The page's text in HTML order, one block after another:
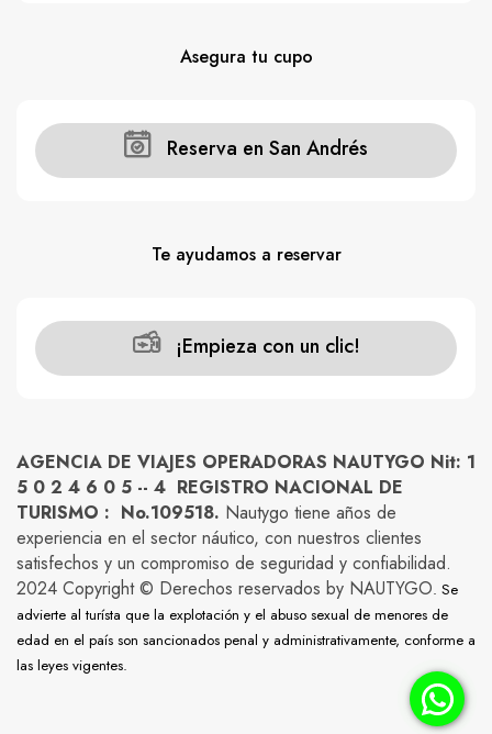
Asegura tu cupo
Reserva en San Andrés
Te ayudamos a reservar
¡Empieza con un clic!
AGENCIA DE VIAJES OPERADORAS NAUTYGO Nit: 1
5 0 2 4 6 0 5 -- 4 REGISTRO NACIONAL DE
TURISMO : No.109518. Nautygo tiene años de
experiencia en el sector náutico, con nuestros clientes
satisfechos y un compromiso de seguridad y confiabilidad.
2024 Copyright © Derechos reservados by NAUTYGO. Se
advierte al turísta que la explotación y el abuso sexual de menores de
edad en el país son sancionados penal y administrativamente, conforme a
las leyes vigentes.